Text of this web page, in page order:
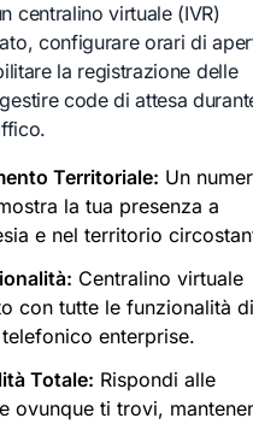
centralino virtuale (IVR)
configurare orari di
la registrazione delle
code di attesa
Territoriale: Un
la tua presenza a
e nel territorio
Centralino virtuale
con tutte le funzionalità
enterprise.
Totale: Rispondi alle
ovunque ti trovi,